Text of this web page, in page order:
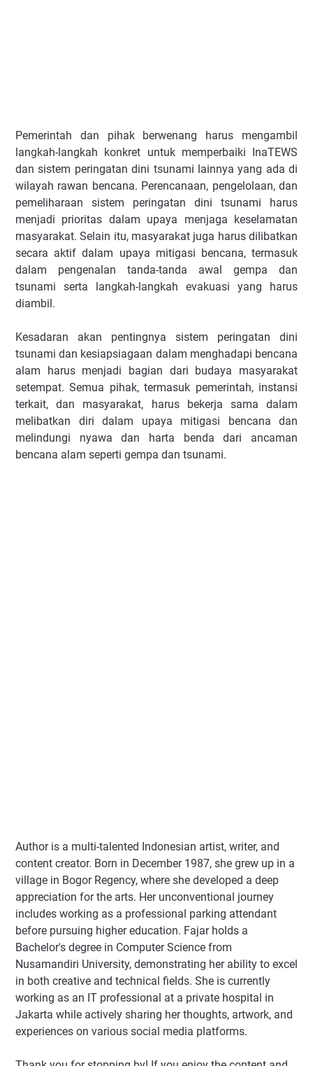
Pemerintah dan pihak berwenang harus mengambil
langkah-langkah konkret untuk memperbaiki InaTEWS
dan sistem peringatan dini tsunami lainnya yang ada di
wilayah rawan bencana. Perencanaan, pengelolaan, dan
pemeliharaan sistem peringatan dini tsunami harus
menjadi prioritas dalam upaya menjaga keselamatan
masyarakat. Selain itu, masyarakat juga harus dilibatkan
secara aktif dalam upaya mitigasi bencana, termasuk
dalam pengenalan tanda-tanda awal gempa dan
tsunami serta langkah-langkah evakuasi yang harus
diambil.
Kesadaran akan pentingnya sistem peringatan dini
tsunami dan kesiapsiagaan dalam menghadapi bencana
alam harus menjadi bagian dari budaya masyarakat
setempat. Semua pihak, termasuk pemerintah, instansi
terkait, dan masyarakat, harus bekerja sama dalam
melibatkan diri dalam upaya mitigasi bencana dan
melindungi nyawa dan harta benda dari ancaman
bencana alam seperti gempa dan tsunami.
Author is a multi-talented Indonesian artist, writer, and
content creator. Born in December 1987, she grew up in a
village in Bogor Regency, where she developed a deep
appreciation for the arts. Her unconventional journey
includes working as a professional parking attendant
before pursuing higher education. Fajar holds a
Bachelor's degree in Computer Science from
Nusamandiri University, demonstrating her ability to excel
in both creative and technical fields. She is currently
working as an IT professional at a private hospital in
Jakarta while actively sharing her thoughts, artwork, and
experiences on various social media platforms.